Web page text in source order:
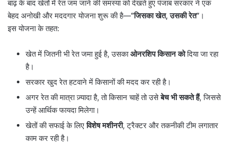
बाढ़ के बाद खेतों में रेत जम जाने की समस्या को देखते हुए पंजाब सरकार ने एक
बेहद अनोखी और मददगार योजना शुरू की है—“जिसका खेत,उसकी रेत” ।
इस योजना के तहत:
खेत में जितनी भी रेत जमा हुई है, उसकाओनरशिप किसान कोदिया जा रहा
है।
सरकार खुद रेत हटवाने में किसानों की मदद कर रही है।
अगर रेत की मात्रा ज़्यादा है, तो किसान चाहें तो उसेबेच भी सकते हैं, जिससे
उन्हें आर्थिक फायदा मिलेगा।
खेतों की सफाई के लिएविशेष मशीनरी, ट्रैक्टर और तकनीकी टीम लगातार
काम कर रही है।